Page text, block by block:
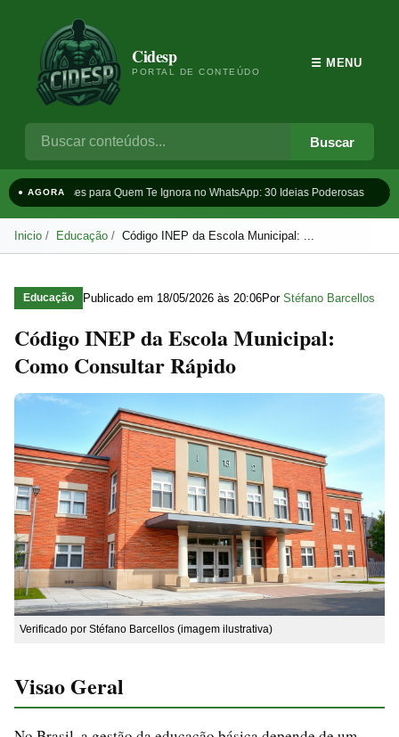
Cidesp
PORTAL DE CONTEÚDO
Buscar
☰ MENU
● AGORAFrases para Quem Te Ignora no WhatsApp: 30 Ideias Poderosas
Inicio Educação Código INEP da Escola Municipal: ...
Educação Publicado em 18/05/2026 às 20:06Por Stéfano Barcellos
Código INEP da Escola Municipal:
Como Consultar Rápido
Verificado por Stéfano Barcellos (imagem ilustrativa)
Visao Geral